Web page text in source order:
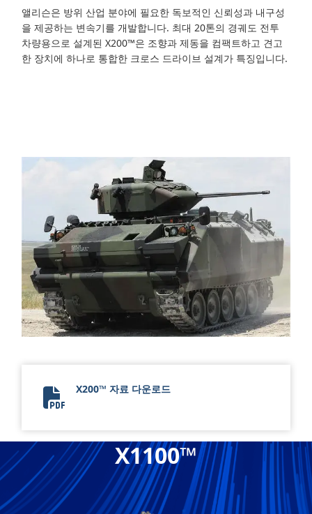
앨리슨은 방위 산업 분야에 필요한 독보적인 신뢰성과 내구성
을 제공하는 변속기를 개발합니다. 최대 20톤의 경궤도 전투
차량용으로 설계된 X200™은 조향과 제동을 컴팩트하고 견고
한 장치에 하나로 통합한 크로스 드라이브 설계가 특징입니다.
X200™ Flyer
X200™ 자료 다운로드
X1100™